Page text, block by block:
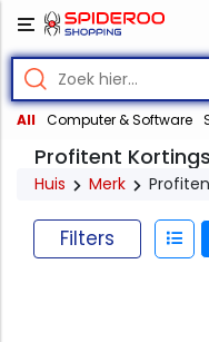
All Computer & Software
Profitent
Huis Merk
Filters